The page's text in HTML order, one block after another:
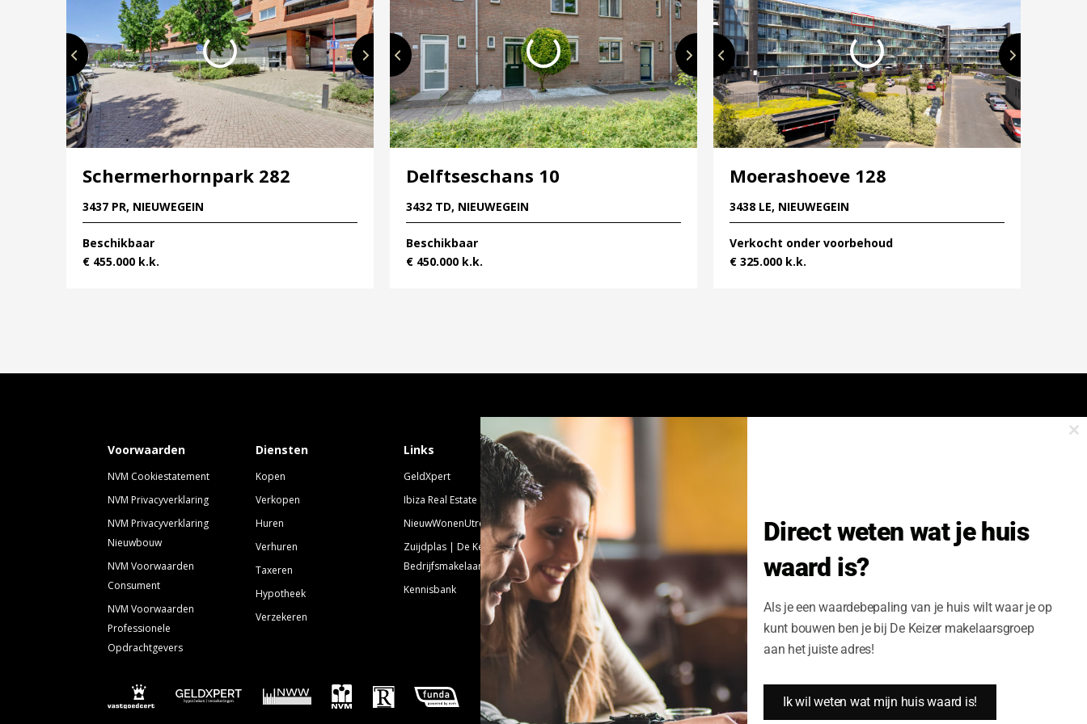
gemakkelijker zijn.
PARK VAN DE TOEKOMST
Rijnhuizen is een groen en waterrijk gebied. Om al het groen toegankelijker te maken voor de
bewoners wordt er een nieuw robuust oeverpark langs het Merwedekanaal gecreëerd. Dit park vormt
straks samen met het bestaande water en groen in de wijk een prachtige, bio-diverse plek voor
recreatie en ontspanning.
Schermerhornpark 282
3437 PR, NIEUWEGEIN
Beschikbaar
€ 455.000 k.k.
Delftseschans 10
3432 TD, NIEUWEGEIN
Beschikbaar
€ 450.000 k.k.
Moerashoeve 128
3438 LE, NIEUWEGEIN
Verkocht onder voorbehoud
€ 325.000 k.k.
Voorwaarden
NVM Cookiestatement
NVM Privacyverklaring
NVM Privacyverklaring
Nieuwbouw
NVM Voorwaarden
Consument
NVM Voorwaarden
Professionele
Opdrachtgevers
Diensten
Kopen
Verkopen
Huren
Verhuren
Taxeren
Hypotheek
Verzekeren
Links
GeldXpert
Ibiza Real Estate BDK
NieuwWonenUtrecht
Zuijdplas | De Keizer
Bedrijfsmakelaars
Kennisbank
Schrijf je in voor onze nieuwsbrief.
Nieuwsbrief Nieuwbouw
Emailadres: Volledige Naam:
Schrijf me nu in
Volg ons!
Direct weten wat je huis
waard is?
Als je een waardebepaling van je huis wilt waar je op
kunt bouwen ben je bij De Keizer makelaarsgroep
aan het juiste adres!
Ik wil weten wat mijn huis waard is!